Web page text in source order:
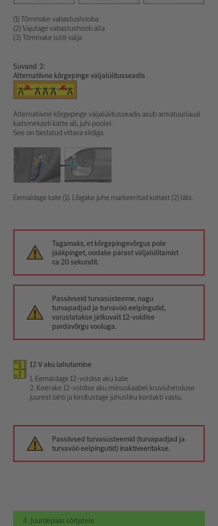
(1) Tõmmake vabastushooba
(2) Vajutage vabastushoob alla
(3) Tõmmake lüliti välja
Suvand
Alternatiivne kõrgepinge väljalülitusseadis
Alternatiivne kõrgepinge väljalülitusseadis asub armatuurlaual
kaitsmekasti katte all, juhi poolel.
See on täistatud viitava sildiga.
Eemaldage kate (1). Lõigake juhe markeeritud kohast (2) läbi.
Tagamaks, et kõrgepingevõrgus pole
jääkpinget, oodake pärast väljalülitamist
ca 20 sekundit.
Passiivseid turvasüsteeme, nagu
turvapadjad ja turvavöö eelpingutid,
varustatakse jätkuvalt 12-voldise
pardavõrgu vooluga.
12 V aku lahutamine
1. Eemaldage 12-voldise aku kate
2. Keerake 12-voldise aku miinuskaabel kruviühenduse
juurest lahti ja kindlustage juhusliku kontakti vastu.
Passiivsed turvasüsteemid (turvapadjad ja
turvavöö eelpingutid) inaktiveeritakse.
4. Juurdepääs sõitjatele